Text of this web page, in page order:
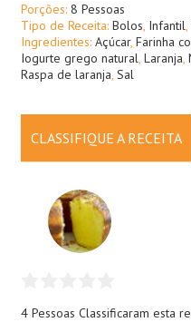
Porções: 8 Pessoas
Tipo de Receita: Bolos, Infantil,
Ingredientes: Açúcar, Farinha
Iogurte grego natural, Laranja,
Raspa de laranja, Sal
CLASSIFIQUE A RECEITA
4 Pessoas Classificaram esta